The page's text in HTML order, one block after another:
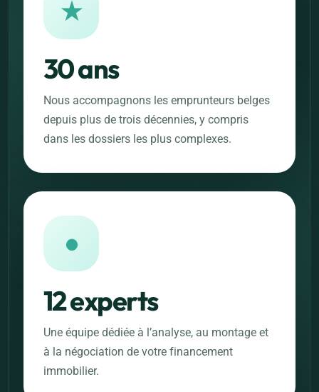
★
30 ans
Nous accompagnons les emprunteurs belges
depuis plus de trois décennies, y compris
dans les dossiers les plus complexes.
●
12 experts
Une équipe dédiée à l’analyse, au montage et
à la négociation de votre financement
immobilier.